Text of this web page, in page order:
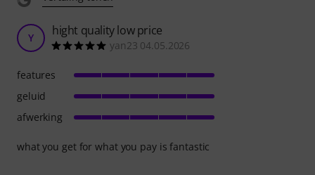
Y hight quality low price
yan23 04.05.2026
what you get for what you pay is fantastic
features
geluid
afwerking